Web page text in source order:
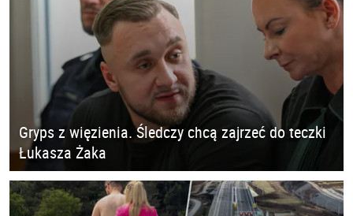
Gryps z więzienia. Śledczy chcą zajrzeć do teczki
Łukasza Żaka